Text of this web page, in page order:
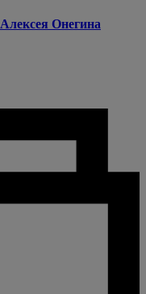
Алексея Онегина